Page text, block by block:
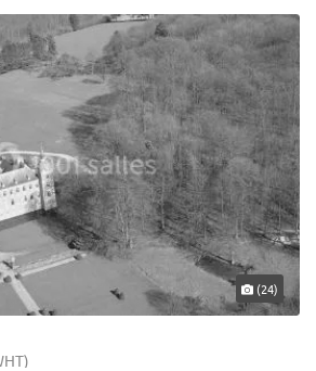
(24)